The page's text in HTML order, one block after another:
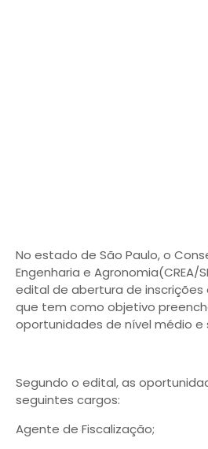
No estado de São Paulo, o
Engenharia e Agronomia(CREA/
edital de abertura de inscrições
que tem como objetivo
oportunidades de nível médio e
Segundo o edital, as
seguintes cargos:
Agente de Fiscalização;